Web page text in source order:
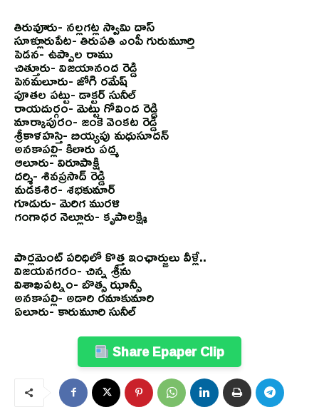
తిరువూరు- నల్లగట్ల స్వామి దాస్
సూళ్లూరుపేట- తిరుపతి ఎంపీ గురుమూర్తి
పెడన- ఉప్పాల రాము
చిత్తూరు- విజయానంద రెడ్డి
పెనమలూరు- జోగి రమేష్
పూతల పట్టు- డాక్టర్ సునీల్
రాయదుర్గం- మెట్టు గోవింద రెడ్డి
మార్కాపురం- జంకె వెంకట రెడ్డి
శ్రీకాళహస్తి- బియ్యపు మధుసూదన్
అనకాపల్లి- కిలారు పద్మ
ఆలూరు- విరూపాక్షి
దర్శి- శివప్రసాద్ రెడ్డి
మడకశిర- శభకుమార్
గూడురు- మెరిగ మురళి
గంగాధర నెల్లూరు- కృపాలక్ష్మి
పార్లమెంట్ పరిధిలో కొత్త ఇంఛార్జులు వీళ్లే..
విజయనగరం- చిన్న శ్రీను
విశాఖపట్నం- బొత్స ఝాన్సీ
అనకాపల్లి- అడారి రమాకుమారి
ఏలూరు- కారుమూరి సునీల్
Share Epaper Clip